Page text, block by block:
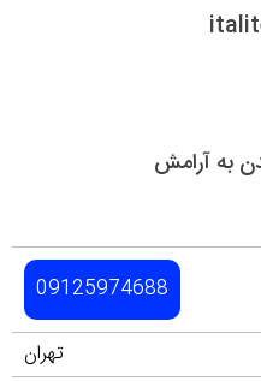
به آرامش
09125974688
تهران